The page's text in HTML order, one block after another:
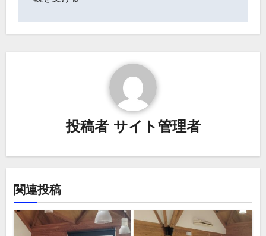
ビ
ン
投稿者 サイト管理者
関連投稿